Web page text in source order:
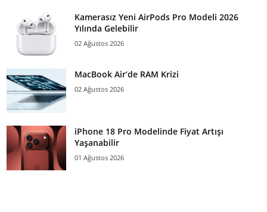
Kamerasız Yeni AirPods Pro Modeli 2026
Yılında Gelebilir
02 Ağustos 2026
MacBook Air’de RAM Krizi
02 Ağustos 2026
iPhone 18 Pro Modelinde Fiyat Artışı
Yaşanabilir
01 Ağustos 2026